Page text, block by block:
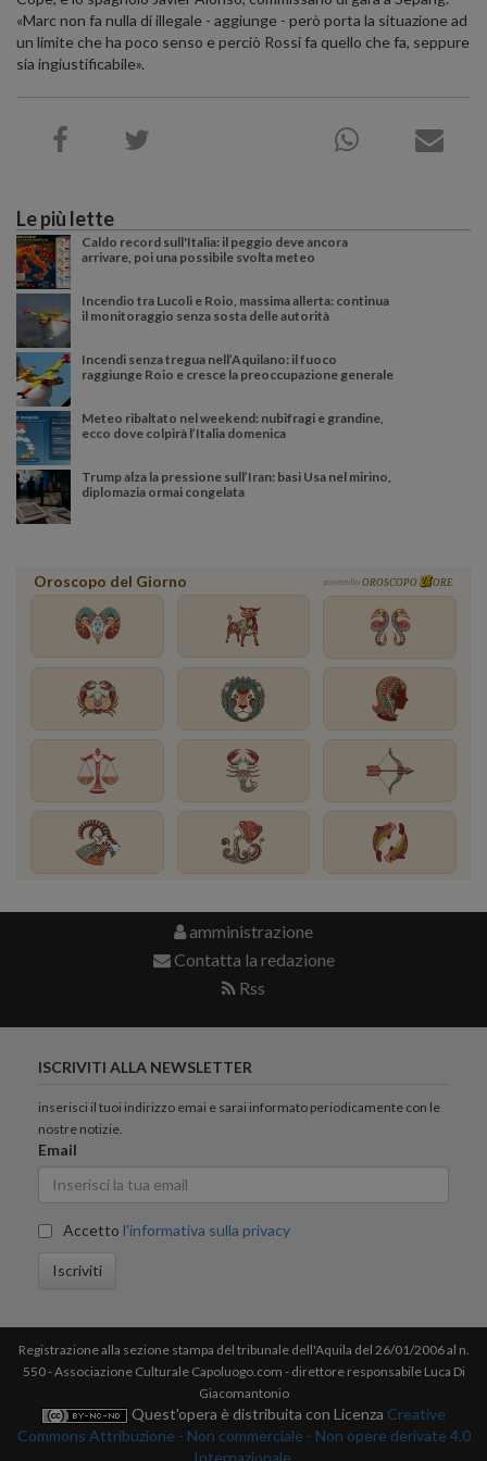
«Marc non fa nulla di illegale - aggiunge - però porta la situazione ad
un limite che ha poco senso e perciò Rossi fa quello che fa, seppure
sia ingiustificabile».
Le più lette
Caldo record sull'Italia: il peggio deve ancora
arrivare, poi una possibile svolta meteo
Incendio tra Lucoli e Roio, massima allerta: continua
il monitoraggio senza sosta delle autorità
Incendi senza tregua nell’Aquilano: il fuoco
raggiunge Roio e cresce la preoccupazione generale
Meteo ribaltato nel weekend: nubifragi e grandine,
ecco dove colpirà l’Italia domenica
Trump alza la pressione sull’Iran: basi Usa nel mirino,
diplomazia ormai congelata
Oroscopo del Giorno powered by OROSCOPO ORE
amministrazione
Contatta la redazione
Rss
ISCRIVITI ALLA NEWSLETTER
inserisci il tuoi indirizzo emai e sarai informato periodicamente con le
nostre notizie.
Email
Accetto l'informativa sulla privacy
Iscriviti
Registrazione alla sezione stampa del tribunale dell'Aquila del 26/01/2006 al n.
550 - Associazione Culturale Capoluogo.com - direttore responsabile Luca Di
Giacomantonio
Quest'opera è distribuita con Licenza Creative
Commons Attribuzione - Non commerciale - Non opere derivate 4.0
Internazionale.